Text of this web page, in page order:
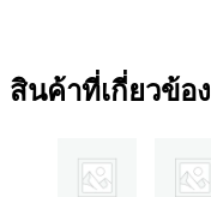
สินค้าที่เกี่ยวข้อง